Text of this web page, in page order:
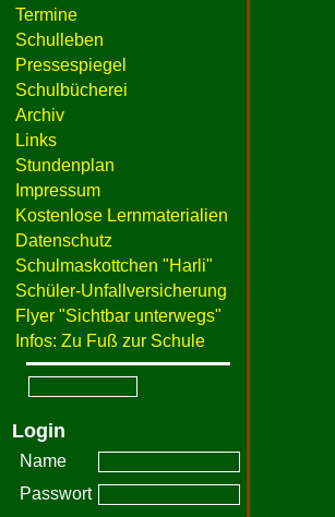
Termine
Schulleben
Pressespiegel
Schulbücherei
Archiv
Links
Stundenplan
Impressum
Kostenlose Lernmaterialien
Datenschutz
Schulmaskottchen "Harli"
Schüler-Unfallversicherung
Flyer "Sichtbar unterwegs"
Infos: Zu Fuß zur Schule
Login
Name
Passwort